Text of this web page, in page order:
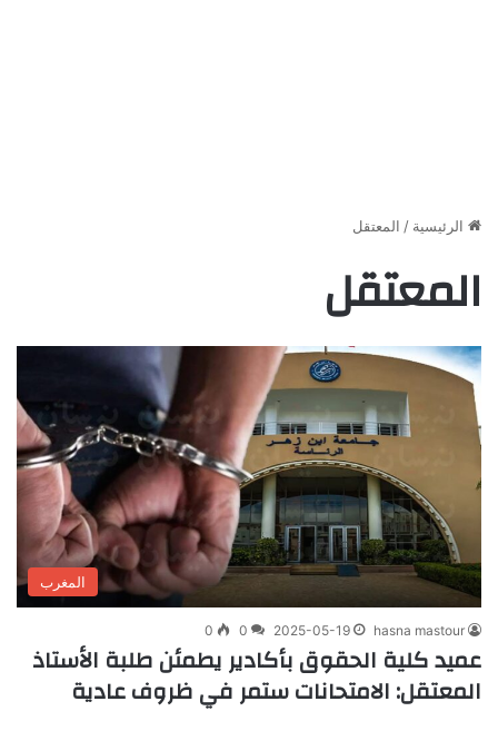
الرئيسية / المعتقل
المعتقل
المغرب
hasna mastour
2025-05-19
0
0
عميد كلية الحقوق بأكادير يطمئن طلبة الأستاذ
المعتقل: الامتحانات ستمر في ظروف عادية